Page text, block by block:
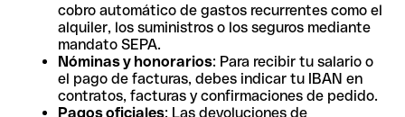
cobro automático de gastos recurrentes como el
alquiler, los suministros o los seguros mediante
mandato SEPA.
Nóminas y honorarios: Para recibir tu salario o
el pago de facturas, debes indicar tu IBAN en
contratos, facturas y confirmaciones de pedido.
Pagos oficiales: Las devoluciones de